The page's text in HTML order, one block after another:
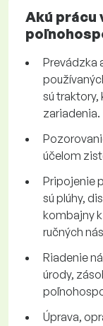
Akú prácu
Prevádzka
sú
zariadenia.
účelom
Pripojenie
sú plúhy,
kombajny
ručných
Riadenie
úrody,
Úprava,